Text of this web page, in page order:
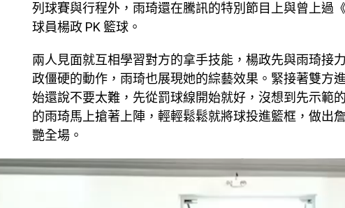
列球賽與行程外，雨琦還在騰訊的特別節目上與曾上過
球員楊政 PK 籃球。
兩人見面就互相學習對方的拿手技能，楊政先與雨琦接
政僵硬的動作，雨琦也展現她的綜藝效果。緊接著雙方
始還說不要太難，先從罰球線開始就好，沒想到先示範
的雨琦馬上搶著上陣，輕輕鬆鬆就將球投進籃框，做出
艷全場。